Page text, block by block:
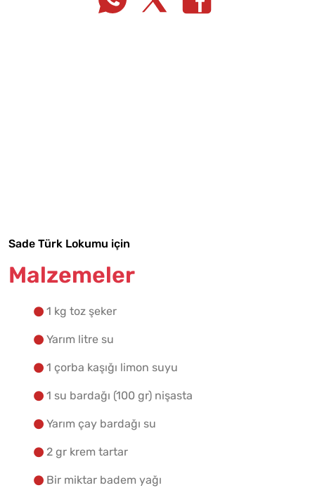
Sade Türk Lokumu için
Malzemeler
1 kg toz şeker
Yarım litre su
1 çorba kaşığı limon suyu
1 su bardağı (100 gr) nişasta
Yarım çay bardağı su
2 gr krem tartar
Bir miktar badem yağı